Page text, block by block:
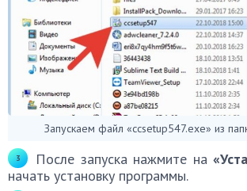
Запускаем файл «ccsetup547.exe» из
После запуска нажмите на
начать установку программы.